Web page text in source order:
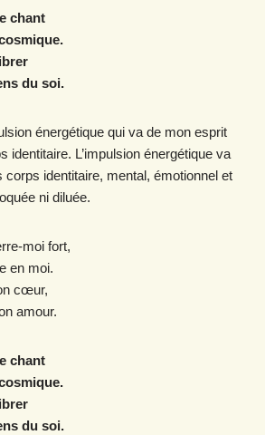
chant
du soi.
énergétique qui va de mon esprit
identitaire. L’impulsion énergétique va
identitaire, mental, émotionnel et
ni diluée.
moi fort,
en moi.
cœur,
amour.
chant
du soi.